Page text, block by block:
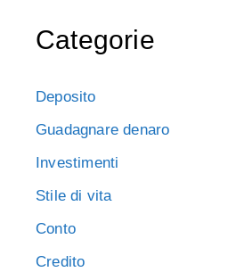
Categorie
Deposito
Guadagnare denaro
Investimenti
Stile di vita
Conto
Credito